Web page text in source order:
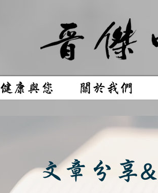
健康與您 關於我們
文章分享